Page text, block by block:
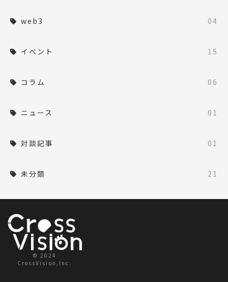
web3 04
イベント 15
コラム 06
ニュース 01
対談記事 01
未分類 21
© 2024
CrossVision,Inc.